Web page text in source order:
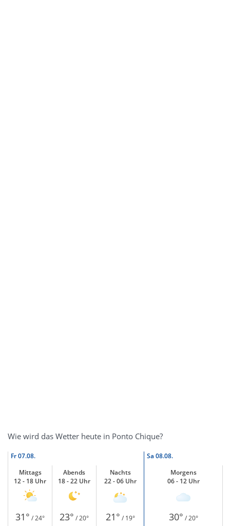
Wie wird das Wetter heute in Ponto Chique?
Fr07.08. Sa 08.08.
Mittags
12 - 18 Uhr
Abends
18 - 22 Uhr
Nachts
22 - 06 Uhr
Morgens
06 - 12 Uhr
31° / 24° 23° / 20° 21° / 19° 30° / 20°